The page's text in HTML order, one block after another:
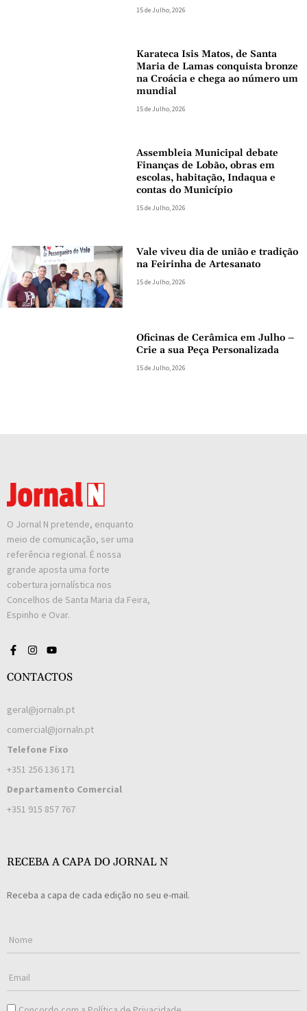
15 de Julho, 2026
Karateca Isis Matos, de Santa
Maria de Lamas conquista bronze
na Croácia e chega ao número um
mundial
15 de Julho, 2026
Assembleia Municipal debate
Finanças de Lobão, obras em
escolas, habitação, Indaqua e
contas do Município
15 de Julho, 2026
Vale viveu dia de união e tradição
na Feirinha de Artesanato
15 de Julho, 2026
Oficinas de Cerâmica em Julho –
Crie a sua Peça Personalizada
15 de Julho, 2026
O Jornal N pretende, enquanto
meio de comunicação, ser uma
referência regional. É nossa
grande aposta uma forte
cobertura jornalística nos
Concelhos de Santa Maria da Feira,
Espinho e Ovar.
CONTACTOS
geral@jornaln.pt
comercial@jornaln.pt
Telefone Fixo
+351 256 136 171
Departamento Comercial
+351 915 857 767
RECEBA A CAPA DO JORNAL N
Receba a capa de cada edição no seu e-mail.